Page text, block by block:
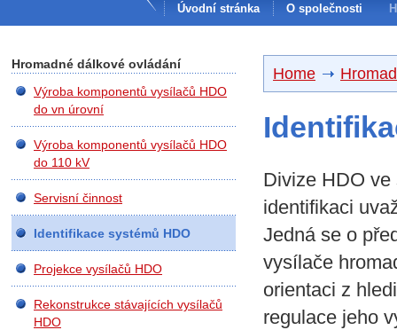
Úvodní stránka O společnosti
Home
Divize HDO
identifikaci
Jedná se o
vysílače
orientaci z
regulace jeho
Hromadné dálkové ovládání
Výroba komponentů vysílačů HDO
do vn úrovní
Výroba komponentů vysílačů HDO
do 110 kV
Servisní činnost
Identifikace systémů HDO
Projekce vysílačů HDO
Rekonstrukce stávajících vysílačů
HDO